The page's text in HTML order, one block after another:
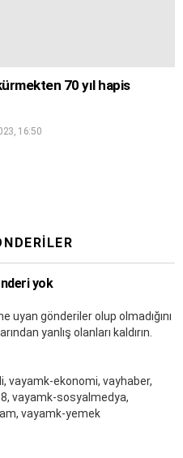
70 yıl hapis
16:50
yok
uyan gönderiler olup olmadığını
yanlış olanları kaldırın.
vayamk-ekonomi, vayhaber,
vayamk-sosyalmedya,
vayamk-yemek